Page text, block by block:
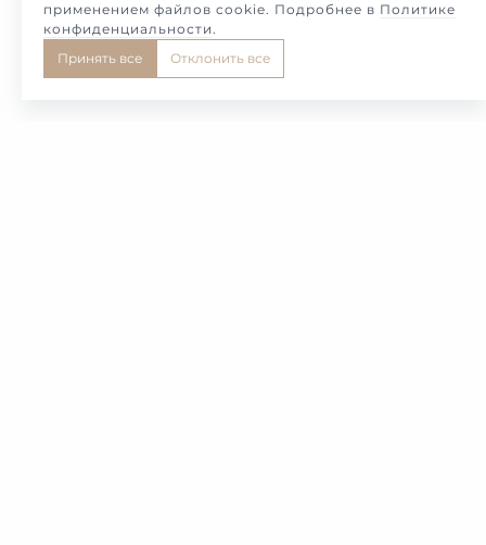
применением файлов cookie. Подробнее в Политике
конфиденциальности.
Принять все
Отклонить все